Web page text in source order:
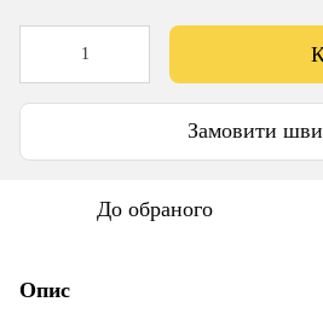
Замовити
До обраного
Опис